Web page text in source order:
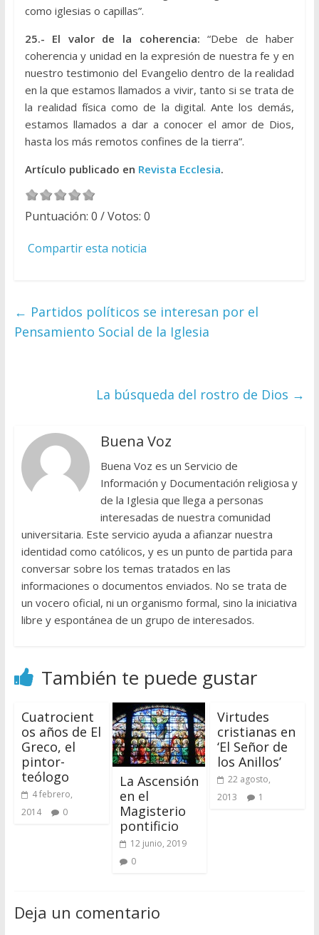
como iglesias o capillas”.
25.- El valor de la coherencia: “Debe de haber
coherencia y unidad en la expresión de nuestra fe y en
nuestro testimonio del Evangelio dentro de la realidad
en la que estamos llamados a vivir, tanto si se trata de
la realidad física como de la digital. Ante los demás,
estamos llamados a dar a conocer el amor de Dios,
hasta los más remotos confines de la tierra”.
Artículo publicado en Revista Ecclesia.
Puntuación: 0 / Votos: 0
Compartir esta noticia
← Partidos políticos se interesan por el
Pensamiento Social de la Iglesia
La búsqueda del rostro de Dios →
Buena Voz
Buena Voz es un Servicio de
Información y Documentación religiosa y
de la Iglesia que llega a personas
interesadas de nuestra comunidad
universitaria. Este servicio ayuda a afianzar nuestra
identidad como católicos, y es un punto de partida para
conversar sobre los temas tratados en las
informaciones o documentos enviados. No se trata de
un vocero oficial, ni un organismo formal, sino la iniciativa
libre y espontánea de un grupo de interesados.
También te puede gustar
Cuatrocient
os años de El
Greco, el
pintor-
teólogo
4 febrero,
2014
0
La Ascensión
en el
Magisterio
pontificio
12 junio, 2019
0
Virtudes
cristianas en
‘El Señor de
los Anillos’
22 agosto,
2013
1
Deja un comentario